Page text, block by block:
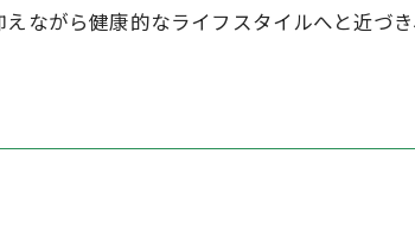
ながら健康的なライフスタイルへと近づ